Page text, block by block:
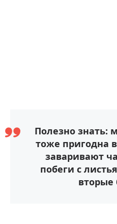
Полезно знать:
тоже пригодна
заваривают
побеги с